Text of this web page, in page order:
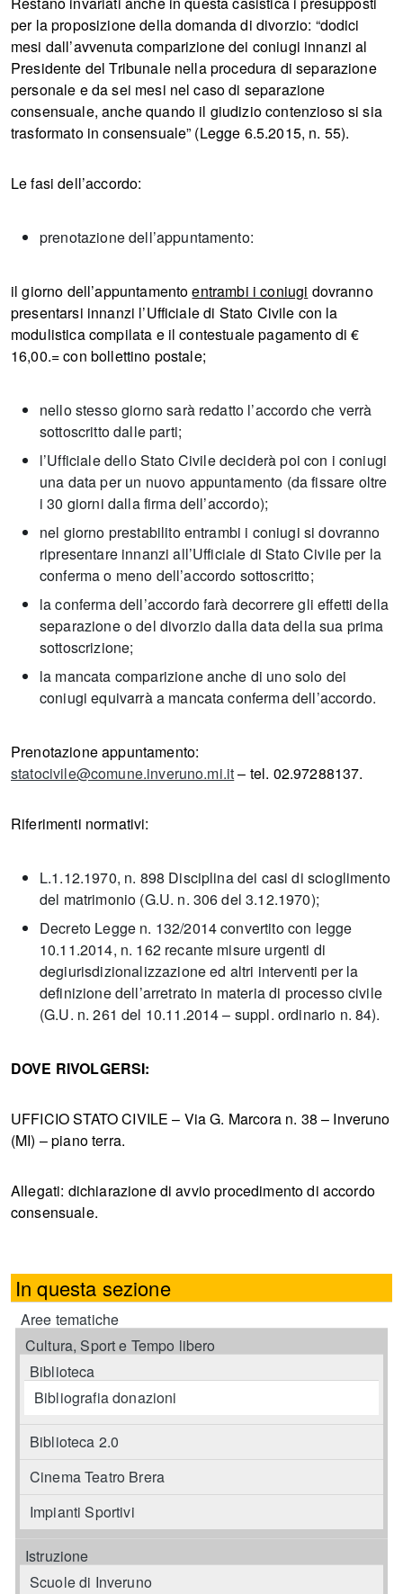
per la proposizione della domanda di divorzio: “dodici
mesi dall’avvenuta comparizione dei coniugi innanzi al
Presidente del Tribunale nella procedura di separazione
personale e da sei mesi nel caso di separazione
consensuale, anche quando il giudizio contenzioso si sia
trasformato in consensuale” (Legge 6.5.2015, n. 55).
Le fasi dell’accordo:
prenotazione dell’appuntamento:
il giorno dell’appuntamentoentrambi i coniugi dovranno
presentarsi innanzi l’Ufficiale di Stato Civile con la
modulistica compilata e il contestuale pagamento di €
16,00.= con bollettino postale;
nello stesso giorno sarà redatto l’accordo che verrà
sottoscritto dalle parti;
l’Ufficiale dello Stato Civile deciderà poi con i coniugi
una data per un nuovo appuntamento (da fissare oltre
i 30 giorni dalla firma dell’accordo);
nel giorno prestabilito entrambi i coniugi si dovranno
ripresentare innanzi all’Ufficiale di Stato Civile per la
conferma o meno dell’accordo sottoscritto;
la conferma dell’accordo farà decorrere gli effetti della
separazione o del divorzio dalla data della sua prima
sottoscrizione;
la mancata comparizione anche di uno solo dei
coniugi equivarrà a mancata conferma dell’accordo.
Prenotazione appuntamento:
statocivile@comune.inveruno.mi.it– tel. 02.97288137.
Riferimenti normativi:
L.1.12.1970, n. 898 Disciplina dei casi di scioglimento
del matrimonio (G.U. n. 306 del 3.12.1970);
Decreto Legge n. 132/2014 convertito con legge
10.11.2014, n. 162 recante misure urgenti di
degiurisdizionalizzazione ed altri interventi per la
definizione dell’arretrato in materia di processo civile
(G.U. n. 261 del 10.11.2014 – suppl. ordinario n. 84).
DOVE RIVOLGERSI:
UFFICIO STATO CIVILE – Via G. Marcora n. 38 – Inveruno
(MI) – piano terra.
Allegati: dichiarazione di avvio procedimento di accordo
consensuale.
In questa sezione
Aree tematiche
Cultura, Sport e Tempo libero
Biblioteca
Bibliografia donazioni
Biblioteca 2.0
Cinema Teatro Brera
Impianti Sportivi
Istruzione
Scuole di Inveruno